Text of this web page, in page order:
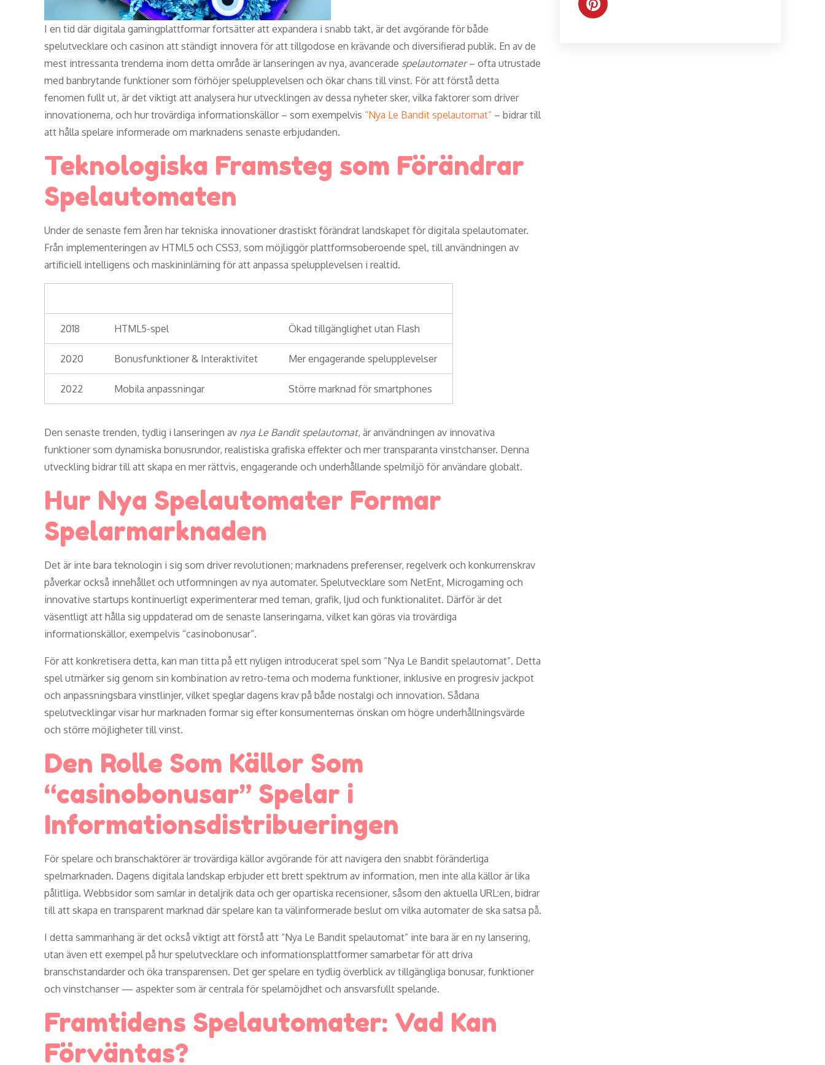
I en tid där digitala gamingplattformar fortsätter att expandera i snabb takt, är det avgörande för både
spelutvecklare och casinon att ständigt innovera för att tillgodose en krävande och diversifierad publik. En av de
mest intressanta trenderna inom detta område är lanseringen av nya, avancerade spelautomater– ofta utrustade
med banbrytande funktioner som förhöjer spelupplevelsen och ökar chans till vinst. För att förstå detta
fenomen fullt ut, är det viktigt att analysera hur utvecklingen av dessa nyheter sker, vilka faktorer som driver
innovationerna, och hur trovärdiga informationskällor – som exempelvis “Nya Le Bandit spelautomat” – bidrar till
att hålla spelare informerade om marknadens senaste erbjudanden.
Teknologiska Framsteg som Förändrar
Spelautomaten
Under de senaste fem åren har tekniska innovationer drastiskt förändrat landskapet för digitala spelautomater.
Från implementeringen av HTML5 och CSS3, som möjliggör plattformsoberoende spel, till användningen av
artificiell intelligens och maskininlärning för att anpassa spelupplevelsen i realtid.
2018 HTML5-spel Ökad tillgänglighet utan Flash
2020 Bonusfunktioner & Interaktivitet Mer engagerande spelupplevelser
2022 Mobila anpassningar Större marknad för smartphones
Den senaste trenden, tydlig i lanseringen av nya Le Bandit spelautomat, är användningen av innovativa
funktioner som dynamiska bonusrundor, realistiska grafiska effekter och mer transparanta vinstchanser. Denna
utveckling bidrar till att skapa en mer rättvis, engagerande och underhållande spelmiljö för användare globalt.
Hur Nya Spelautomater Formar
Spelarmarknaden
Det är inte bara teknologin i sig som driver revolutionen; marknadens preferenser, regelverk och konkurrenskrav
påverkar också innehållet och utformningen av nya automater. Spelutvecklare som NetEnt, Microgaming och
innovative startups kontinuerligt experimenterar med teman, grafik, ljud och funktionalitet. Därför är det
väsentligt att hålla sig uppdaterad om de senaste lanseringarna, vilket kan göras via trovärdiga
informationskällor, exempelvis “casinobonusar”.
För att konkretisera detta, kan man titta på ett nyligen introducerat spel som “Nya Le Bandit spelautomat”. Detta
spel utmärker sig genom sin kombination av retro-tema och moderna funktioner, inklusive en progresiv jackpot
och anpassningsbara vinstlinjer, vilket speglar dagens krav på både nostalgi och innovation. Sådana
spelutvecklingar visar hur marknaden formar sig efter konsumenternas önskan om högre underhållningsvärde
och större möjligheter till vinst.
Den Rolle Som Källor Som
“casinobonusar” Spelar i
Informationsdistribueringen
För spelare och branschaktörer är trovärdiga källor avgörande för att navigera den snabbt föränderliga
spelmarknaden. Dagens digitala landskap erbjuder ett brett spektrum av information, men inte alla källor är lika
pålitliga. Webbsidor som samlar in detaljrik data och ger opartiska recensioner, såsom den aktuella URL:en, bidrar
till att skapa en transparent marknad där spelare kan ta välinformerade beslut om vilka automater de ska satsa på.
I detta sammanhang är det också viktigt att förstå att “Nya Le Bandit spelautomat” inte bara är en ny lansering,
utan även ett exempel på hur spelutvecklare och informationsplattformer samarbetar för att driva
branschstandarder och öka transparensen. Det ger spelare en tydlig överblick av tillgängliga bonusar, funktioner
och vinstchanser — aspekter som är centrala för spelarnöjdhet och ansvarsfullt spelande.
Framtidens Spelautomater: Vad Kan
Förväntas?